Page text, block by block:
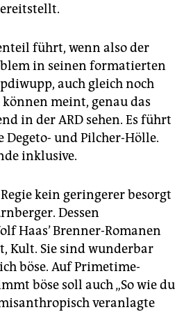
führt, wenn also der
in seinen formatierten
auch gleich noch
meint, genau das
in der ARD sehen. Es führt
und Pilcher-Hölle.
inklusive.
kein geringerer besorgt
Dessen
Haas’ Brenner-Romanen
Kult. Sie sind wunderbar
böse. Auf Primetime-
böse soll auch „So wie du
veranlagte